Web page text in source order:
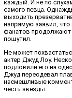
каждый. И не по
самого певца.
выходить
напрямую заявил,
фанатов продолжают
пошутил.
Не может
актер Джуд Лоу.
подловили его на
Джуд переодевал
насмешливые
честь звезды.